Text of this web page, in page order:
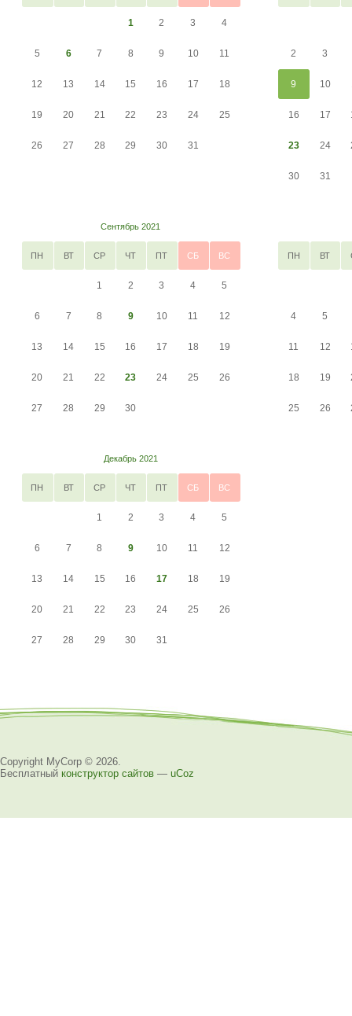
1 2 3 4
5 6 7 8 9 10 11
12 13 14 15 16 17 18
19 20 21 22 23 24 25
26 27 28 29 30 31
2 3
9 10
16 17
23 24
30 31
Сентябрь 2021
ПН ВТ СР ЧТ ПТ СБ ВС
1 2 3 4 5
6 7 8 9 10 11 12
13 14 15 16 17 18 19
20 21 22 23 24 25 26
27 28 29 30
ПН ВТ
4 5
11 12
18 19
25 26
Декабрь 2021
ПН ВТ СР ЧТ ПТ СБ ВС
1 2 3 4 5
6 7 8 9 10 11 12
13 14 15 16 17 18 19
20 21 22 23 24 25 26
27 28 29 30 31
Copyright MyCorp © 2026
Бесплатный конструктор сайтов — uCoz